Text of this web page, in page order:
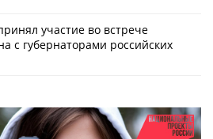
участие во встрече
с губернаторами российских